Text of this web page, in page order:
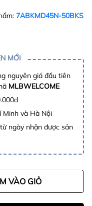
7ABKMD45N-50BKS
MỚI
nguyên giá đầu tiên
MLBWELCOME
Minh và Hà Nội
ngày nhận được sản
VÀO GIỎ